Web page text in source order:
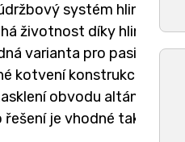
systém
životnost díky
varianta pro pasivní
kotvení konstrukce do
obvodu altánu
je vhodné také pro